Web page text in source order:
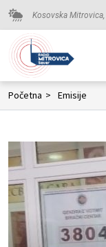
Kosovska Mitrovica,
Početna > Emisije